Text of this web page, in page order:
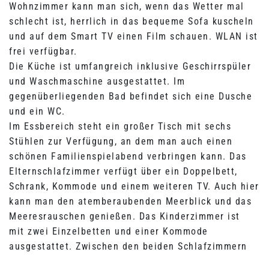
Wohnzimmer kann man sich, wenn das Wetter mal
schlecht ist, herrlich in das bequeme Sofa kuscheln
und auf dem Smart TV einen Film schauen. WLAN ist
frei verfügbar.
Die Küche ist umfangreich inklusive Geschirrspüler
und Waschmaschine ausgestattet. Im
gegenüberliegenden Bad befindet sich eine Dusche
und ein WC.
Im Essbereich steht ein großer Tisch mit sechs
Stühlen zur Verfügung, an dem man auch einen
schönen Familienspielabend verbringen kann. Das
Elternschlafzimmer verfügt über ein Doppelbett,
Schrank, Kommode und einem weiteren TV. Auch hier
kann man den atemberaubenden Meerblick und das
Meeresrauschen genießen. Das Kinderzimmer ist
mit zwei Einzelbetten und einer Kommode
ausgestattet. Zwischen den beiden Schlafzimmern